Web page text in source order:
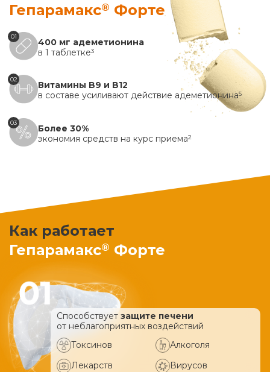
Гепарамакс® Форте
01
400 мг адеметионина
в 1 таблетке3
02
Витамины B9 и B12
в составе усиливают действие адеметионина5
03
Более 30%
экономия средств на курс приема2
Как работает
Гепарамакс® Форте
Способствует защите печени
от неблагоприятных воздействий
Токсинов
Алкоголя
Лекарств
Вирусов